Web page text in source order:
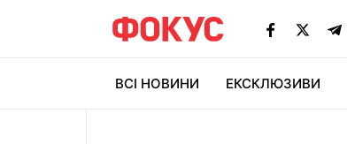
ВСІ НОВИНИ ЕКСКЛЮЗИВИ